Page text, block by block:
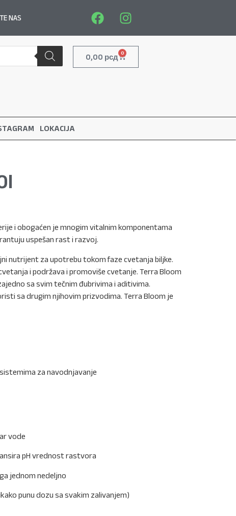
NAS
0,00 рсд 0
LOKACIJA
i obogaćen je mnogim vitalnim komponentama
uspešan rast i razvoj.
nutrijent za upotrebu tokom faze cvetanja biljke.
i podržava i promoviše cvetanje. Terra Bloom
sa svim tečnim đubrivima i aditivima.
sa drugim njihovim prizvodima. Terra Bloom je
za navodnjavanje
vode
pH vrednost rastvora
jednom nedeljno
punu dozu sa svakim zalivanjem)